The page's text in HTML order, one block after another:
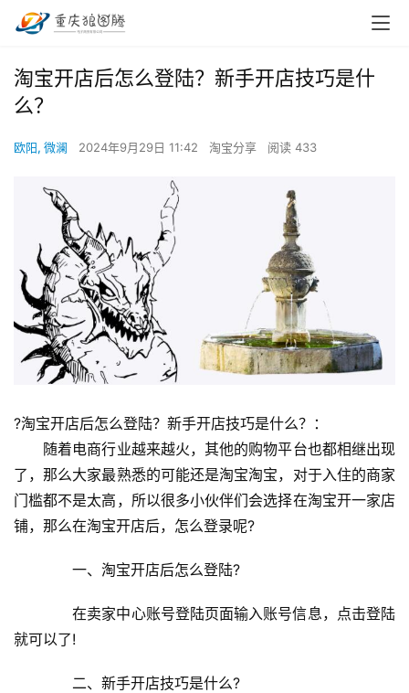
淘宝开店后怎么登陆？新手开店技巧是什
么？
欧阳, 微澜 2024年9月29日 11:42 淘宝分享 阅读 433
?淘宝开店后怎么登陆？新手开店技巧是什么？：
随着电商行业越来越火，其他的购物平台也都相继出现
了，那么大家最熟悉的可能还是淘宝淘宝，对于入住的商家
门槛都不是太高，所以很多小伙伴们会选择在淘宝开一家店
铺，那么在淘宝开店后，怎么登录呢?
一、淘宝开店后怎么登陆?
在卖家中心账号登陆页面输入账号信息，点击登陆
就可以了!
二、新手开店技巧是什么?